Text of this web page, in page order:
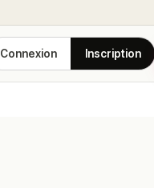
Connexion Inscription